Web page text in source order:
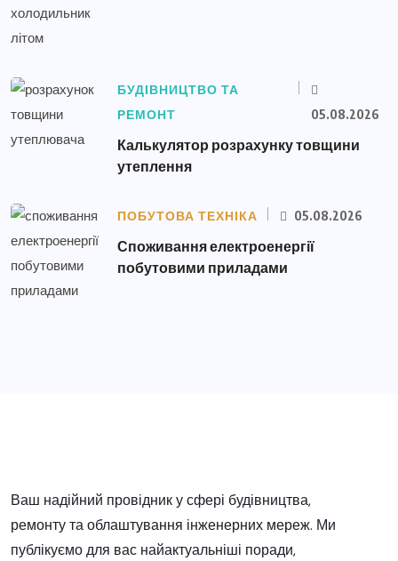
БУДІВНИЦТВО ТА
РЕМОНТ
05.08.2026
Калькулятор розрахунку товщини
утеплення
ПОБУТОВА ТЕХНІКА 05.08.2026
Споживання електроенергії
побутовими приладами
Ваш надійний провідник у сфері будівництва,
ремонту та облаштування інженерних мереж. Ми
публікуємо для вас найактуальніші поради,